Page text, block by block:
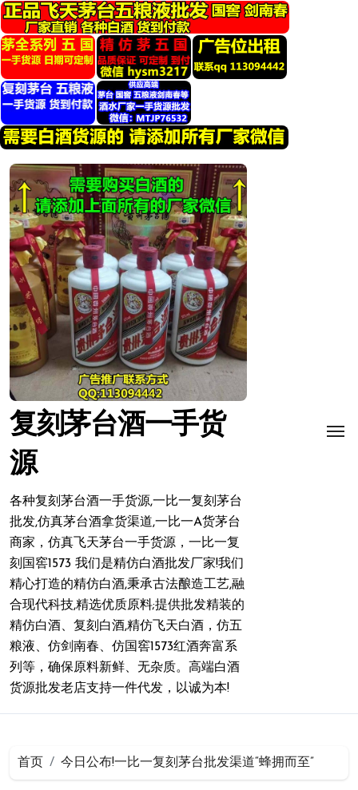
转
到
内
容
复刻茅台酒一手货
源
各种复刻茅台酒一手货源,一比一复刻茅台
批发,仿真茅台酒拿货渠道,一比一A货茅台
商家，仿真飞天茅台一手货源，一比一复
刻国窖1573 我们是精仿白酒批发厂家!我们
精心打造的精仿白酒,秉承古法酿造工艺,融
合现代科技,精选优质原料;提供批发精装的
精仿白酒、复刻白酒,精仿飞天白酒，仿五
粮液、仿剑南春、仿国窖1573红酒奔富系
列等，确保原料新鲜、无杂质。高端白酒
货源批发老店支持一件代发，以诚为本!
首页 今日公布!一比一复刻茅台批发渠道“蜂拥而至”